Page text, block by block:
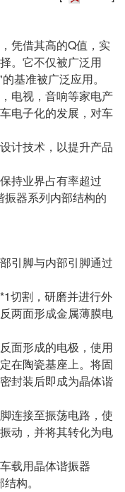
凭借其高的Q值，实
。它不仅被广泛用
基准被广泛应用。
电视，音响等家电产
电子化的发展，对车
计技术，以提升产品
持业界占有率超过
器系列内部结构的
引脚与内部引脚通过
切割，研磨并进行外
两面形成金属薄膜电
面形成的电极，使用
在陶瓷基座上。将固
封装后即成为晶体谐
连接至振荡电路，使
动，并将其转化为电
载用晶体谐振器
构。